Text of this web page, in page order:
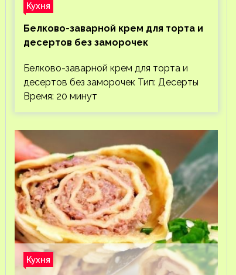
Кухня
Белково-заварной крем для торта и
десертов без заморочек
Белково-заварной крем для торта и
десертов без заморочек Тип: Десерты
Время: 20 минут
Кухня